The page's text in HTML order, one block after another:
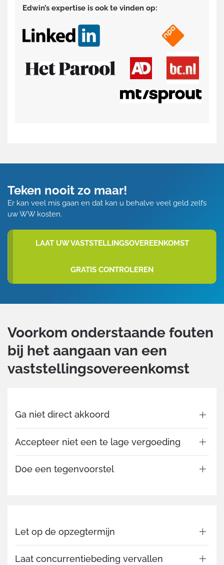
Edwin’s expertise is ook te vinden op:
Teken nooit zo maar!
Er kan veel mis gaan en dat kan u behalve veel geld zelfs
uw WW kosten.
LAAT UW VASTSTELLINGSOVEREENKOMST
GRATIS CONTROLEREN
Voorkom onderstaande fouten
bij het aangaan van een
vaststellingsovereenkomst
Ga niet direct akkoord
Accepteer niet een te lage vergoeding
Doe een tegenvoorstel
Let op de opzegtermijn
Laat concurrentiebeding vervallen